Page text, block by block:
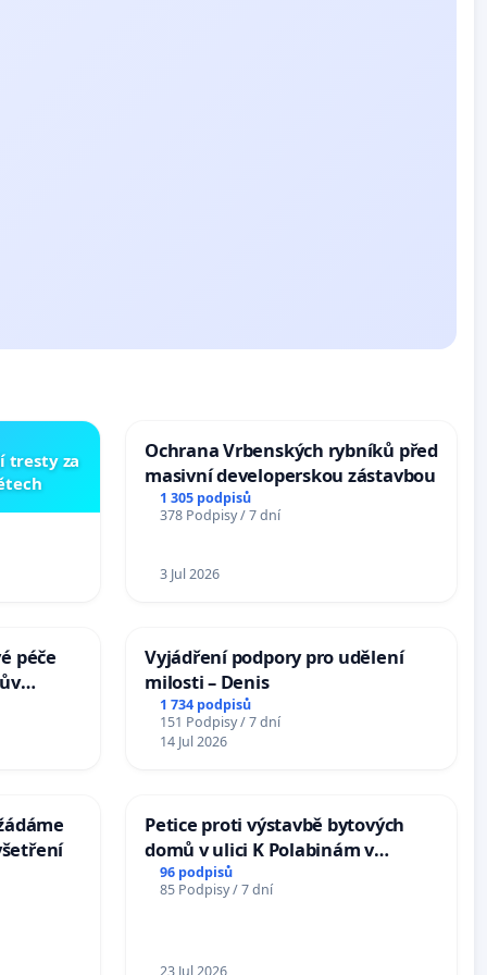
tresty za
Ochrana Vrbenských rybníků před
masivní developerskou zástavbou
1 305 podpisů
378 Podpisy / 7 dní
3 Jul 2026
péče
Vyjádření podpory pro udělení
milosti – Denis
1 734 podpisů
151 Podpisy / 7 dní
14 Jul 2026
Petice proti výstavbě bytových
domů v ulici K Polabinám v
Pardubicích
96 podpisů
85 Podpisy / 7 dní
23 Jul 2026